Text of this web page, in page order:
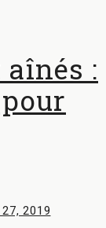
:
2019